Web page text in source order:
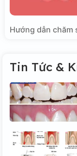
Hướng dẫn chăm
Tin Tức &